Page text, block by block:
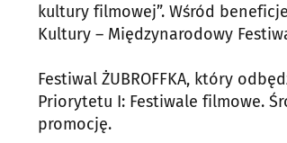
kultury filmowej”. Wśród
Kultury – Międzynarodowy
Festiwal ŻUBROFFKA, który
Priorytetu I: Festiwale filmowe.
promocję.